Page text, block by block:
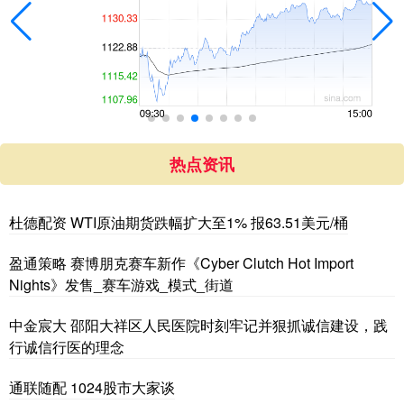
热点资讯
杜德配资 WTI原油期货跌幅扩大至1% 报63.51美元/桶
盈通策略 赛博朋克赛车新作《Cyber Clutch Hot Import
Nights》发售_赛车游戏_模式_街道
中金宸大 邵阳大祥区人民医院时刻牢记并狠抓诚信建设，践
行诚信行医的理念
通联随配 1024股市大家谈